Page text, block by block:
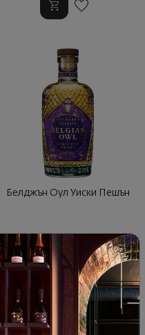
Белджън Оул Уиски Пешън
65 96 € 129 01 лв.